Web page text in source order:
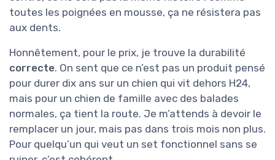
toutes les poignées en mousse, ça ne résistera pas
aux dents.
Honnêtement, pour le prix, je trouve la durabilité
correcte. On sent que ce n’est pas un produit pensé
pour durer dix ans sur un chien qui vit dehors H24,
mais pour un chien de famille avec des balades
normales, ça tient la route. Je m’attends à devoir le
remplacer un jour, mais pas dans trois mois non plus.
Pour quelqu’un qui veut un set fonctionnel sans se